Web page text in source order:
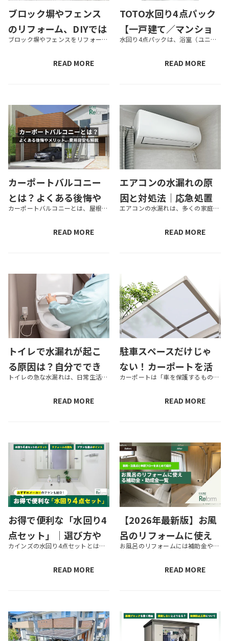
ブロック塀やフェンス
のリフォーム、DIYでは
難しい？安全性を確保
するためのポイントを
ブロック塀やフェンスをリフォームすると、家の外観や印象を大きく変えられます。それと同時に、外からの視線を遮ることによる防犯性や、地震・強風に対する安全性を向上させる効果も期待できるでしょう。 このように家の「目隠し」の素...
READ MORE
TOTO水回り4点パック
【一戸建て／マンショ
ン向け】｜ラインナッ
プと費用を紹介
水回り4点パックは、浴室（ユニットバス）、トイレ、洗面化粧台、クロスの交換がセットになったリフォームプランです。カインズではトイレで有名な住設機器メーカーの「TOTO」の製品で揃えた水回り4点パックを取り扱っています。 ...
READ MORE
カーポートバルコニー
とは？よくある後悔や
メリット、費用目安もカーポートバルコニーとは、屋根の上にバルコニーとして利用できるスペースが確保されているカーポートのことです。この記事では、カーポートバルコニーの概要やメリットをはじめ、費用相場、設置する際の注意点、選び方のポイントなどを...
READ MORE
エアコンの水漏れの原
因と対処法｜応急処置
と予防策
エアコンの水漏れは、多くの家庭で発生する悩みの一つです。水漏れが発生する原因はさまざまにありますが、適切に対処することでトラブルを解消することが可能です。本記事では、エアコンの水漏れの仕組みから原因、対処法までを詳しく解...
READ MORE
トイレで水漏れが起こ
る原因は？自分ででき
る応急処置も紹介！
トイレの急な水漏れは、日常生活に大きな支障をきたします。では、トイレの水漏れにはどのような原因があるのでしょうか。 この記事では、トイレの水漏れで考えられる原因と修理方法、自分でできる応急処置などを紹介します。水漏れ修理...
READ MORE
駐車スペースだけじゃ
ない！カーポートを活
用した庭のアレンジ方
法と選び方を紹介
カーポートは「車を保護するもの」というイメージがあるかもしれませんが、使い方次第で庭をアレンジできます。そこで今回は、カーポートを活用した庭のアレンジ方法を紹介します。また、庭に設置するカーポートの選び方や、おすすめのカ...
READ MORE
お得で便利な「水回り4
点セット」｜選び方や
おすすめパックを紹介カインズの水回り4点セットとは、「ユニットバス」「トイレ」「洗面台」「内装クロスの張替え」がセットになったリフォームパック商品です。カインズリフォームに施工を依頼した場合は、さらに10年間の長期保証もついてきます。ユニッ...
READ MORE
【2026年最新版】お風
呂のリフォームに使え
る補助金・助成金一覧
｜注意点も解説
お風呂のリフォームには補助金や助成金が活用できる可能性があります。 あらかじめ補助金や助成金について調べておき、リフォームに役立てましょう。 この記事ではお風呂のリフォームに使える補助金・助成金について紹介します。リフォ...
READ MORE